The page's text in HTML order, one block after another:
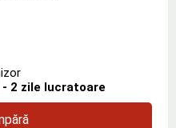
2 zile lucratoare